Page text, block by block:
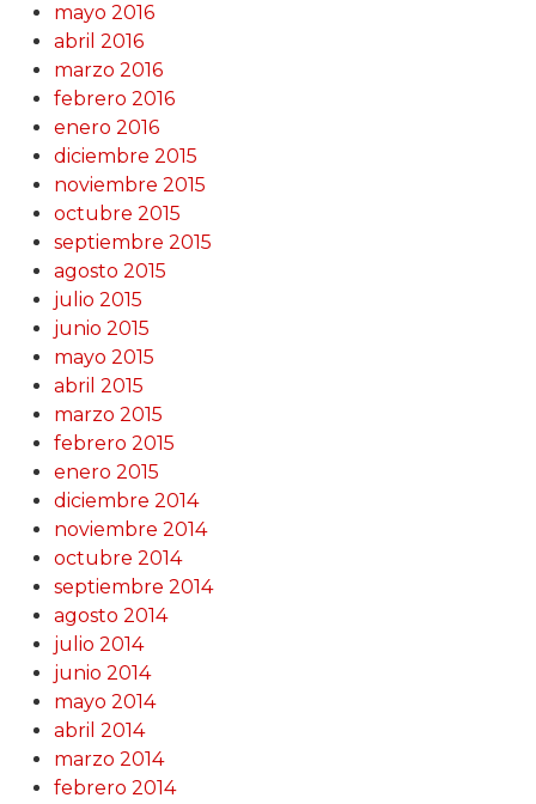
mayo 2016
abril 2016
marzo 2016
febrero 2016
enero 2016
diciembre 2015
noviembre 2015
octubre 2015
septiembre 2015
agosto 2015
julio 2015
junio 2015
mayo 2015
abril 2015
marzo 2015
febrero 2015
enero 2015
diciembre 2014
noviembre 2014
octubre 2014
septiembre 2014
agosto 2014
julio 2014
junio 2014
mayo 2014
abril 2014
marzo 2014
febrero 2014